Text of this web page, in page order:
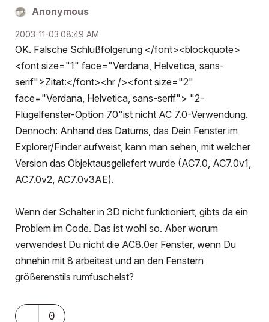
Anonymous
‎2003-11-03 08:49 AM
OK. Falsche Schlußfolgerung </font><blockquote>
<font size="1" face="Verdana, Helvetica, sans-
serif">Zitat:</font><hr /><font size="2"
face="Verdana, Helvetica, sans-serif"> "2-
Flügelfenster-Option 70"ist nicht AC 7.0-Verwendung.
Dennoch: Anhand des Datums, das Dein Fenster im
Explorer/Finder aufweist, kann man sehen, mit welcher
Version das Objektausgeliefert wurde (AC7.0, AC7.0v1,
AC7.0v2, AC7.0v3AE).
Wenn der Schalter in 3D nicht funktioniert, gibts da ein
Problem im Code. Das ist wohl so. Aber worum
verwendest Du nicht die AC8.0er Fenster, wenn Du
ohnehin mit 8 arbeitest und an den Fenstern
größerenstils rumfuschelst?
0